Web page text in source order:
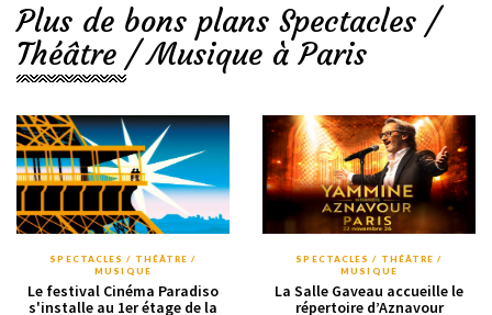
Plus de bons plans Spectacles /
Théâtre / Musique à Paris
SPECTACLES / THÉÂTRE /
MUSIQUE
Le festival Cinéma Paradiso
s'installe au 1er étage de la
SPECTACLES / THÉÂTRE /
MUSIQUE
La Salle Gaveau accueille le
répertoire d’Aznavour